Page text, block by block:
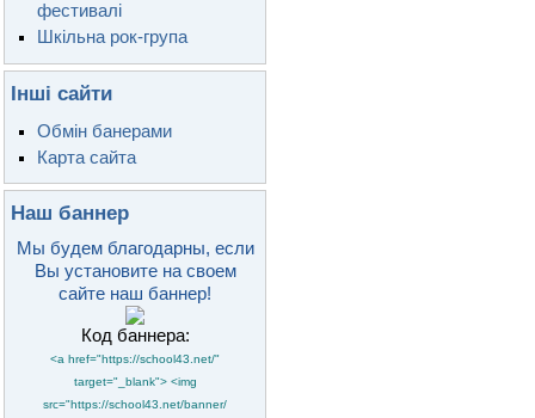
фестивалі
Шкільна рок-група
Інші сайти
Обмін банерами
Карта сайта
Наш баннер
Мы будем благодарны, если
Вы установите на своем
сайте наш баннер!
Код баннера:
<a href="https://school43.net/"
target="_blank"> <img
src="https://school43.net/banner/